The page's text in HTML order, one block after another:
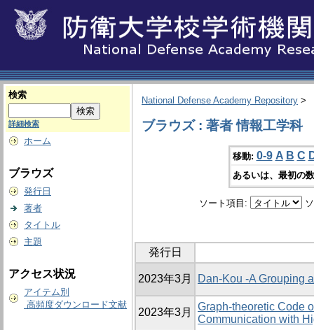
検索
詳細検索
ホーム
ブラウズ
発行日
著者
タイトル
主題
アクセス状況
アイテム別
高頻度ダウンロード文献
National Defense Academy Repository >
ブラウズ : 著者 情報工学科
移動: 0-9 A B C
あるいは、最初の
ソート項目:
発行日
2023年3月 Dan-Kou -A Grouping
2023年3月
Graph-theoretic Code
Communication with